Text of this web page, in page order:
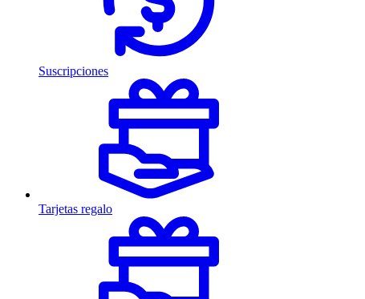
Suscripciones
Tarjetas regalo